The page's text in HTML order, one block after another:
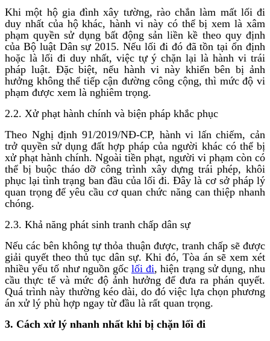
Khi một hộ gia đình xây tường, rào chắn làm mất lối đi
duy nhất của hộ khác, hành vi này có thể bị xem là xâm
phạm quyền sử dụng bất động sản liền kề theo quy định
của Bộ luật Dân sự 2015. Nếu lối đi đó đã tồn tại ổn định
hoặc là lối đi duy nhất, việc tự ý chặn lại là hành vi trái
pháp luật. Đặc biệt, nếu hành vi này khiến bên bị ảnh
hưởng không thể tiếp cận đường công cộng, thì mức độ vi
phạm được xem là nghiêm trọng.
2.2. Xử phạt hành chính và biện pháp khắc phục
Theo Nghị định 91/2019/NĐ-CP, hành vi lấn chiếm, cản
trở quyền sử dụng đất hợp pháp của người khác có thể bị
xử phạt hành chính. Ngoài tiền phạt, người vi phạm còn có
thể bị buộc tháo dỡ công trình xây dựng trái phép, khôi
phục lại tình trạng ban đầu của lối đi. Đây là cơ sở pháp lý
quan trọng để yêu cầu cơ quan chức năng can thiệp nhanh
chóng.
2.3. Khả năng phát sinh tranh chấp dân sự
Nếu các bên không tự thỏa thuận được, tranh chấp sẽ được
giải quyết theo thủ tục dân sự. Khi đó, Tòa án sẽ xem xét
nhiều yếu tố như nguồn gốc lối đi, hiện trạng sử dụng, nhu
cầu thực tế và mức độ ảnh hưởng để đưa ra phán quyết.
Quá trình này thường kéo dài, do đó việc lựa chọn phương
án xử lý phù hợp ngay từ đầu là rất quan trọng.
3. Cách xử lý nhanh nhất khi bị chặn lối đi